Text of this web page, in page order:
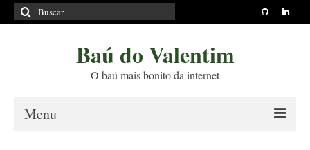
Buscar
por:
Baú do Valentim
O baú mais bonito da internet
Menu